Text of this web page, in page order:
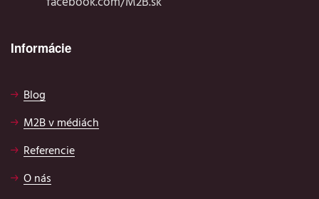
Informácie
Blog
M2B v médiách
Referencie
O nás